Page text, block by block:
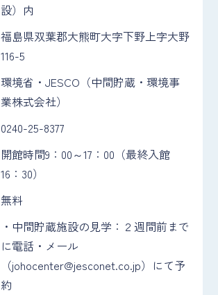
設）内
福島県双葉郡大熊町大字下野上字大野
116-5
環境省・JESCO（中間貯蔵・環境事
業株式会社）
0240-25-8377
開館時間9：00～17：00（最終入館
16：30）
無料
・中間貯蔵施設の見学：２週間前まで
に電話・メール
（johocenter@jesconet.co.jp）にて予
約